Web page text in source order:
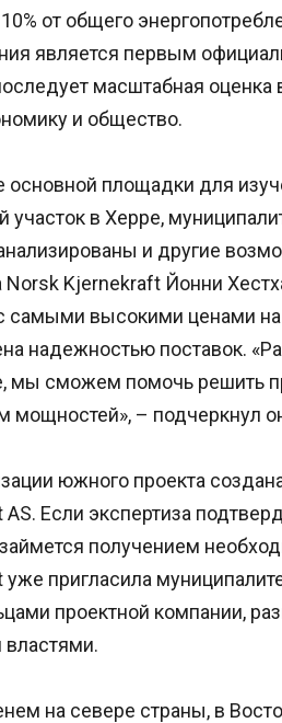
от общего
является первым
масштабная
и общество.
основной площадки для
участок в Херре,
и другие
Norsk Kjernekraft Йонни
самыми высокими ценами
надежностью поставок.
мы сможем помочь решить
мощностей», – подчеркнул
южного проекта
Если экспертиза
получением
уже пригласила
проектной компании,
на севере страны, в